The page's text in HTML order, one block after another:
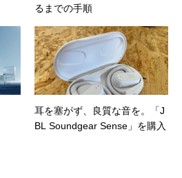
るまでの手順
耳を塞がず、良質な音を。「J
BL Soundgear Sense」を購入